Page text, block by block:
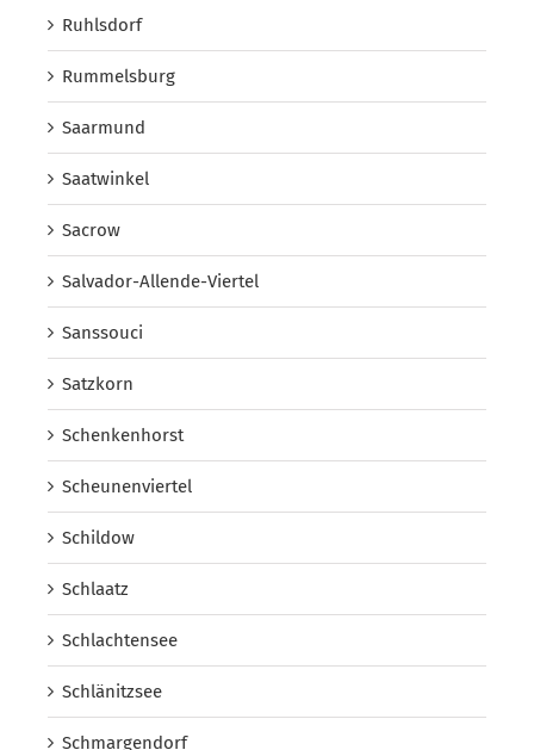
Ruhlsdorf
Rummelsburg
Saarmund
Saatwinkel
Sacrow
Salvador-Allende-Viertel
Sanssouci
Satzkorn
Schenkenhorst
Scheunenviertel
Schildow
Schlaatz
Schlachtensee
Schlänitzsee
Schmargendorf